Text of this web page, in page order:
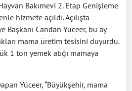
Bakımevi 2. Etap Genişleme
hizmete açıldı. Açılışta
Başkanı Candan Yüceer, bu ay
mama üretim tesisini duyurdu.
1 ton yemek atığı mamaya
Yüceer, “Büyükşehir, mama